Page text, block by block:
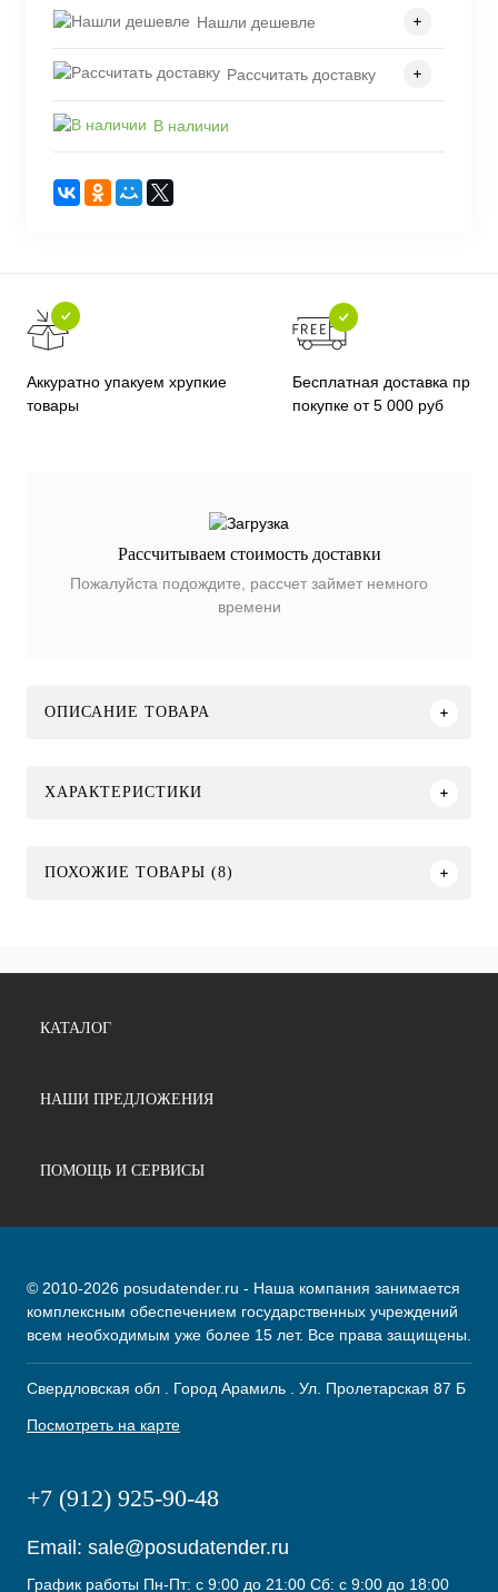
Нашли дешевле
Рассчитать доставку
В наличии
Аккуратно упакуем хрупкие
товары
Бесплатная доставка при
покупке от 5 000 руб
Рассчитываем стоимость доставки
Пожалуйста подождите, рассчет займет немного
времени
ОПИСАНИЕ ТОВАРА
ХАРАКТЕРИСТИКИ
ПОХОЖИЕ ТОВАРЫ (8)
КАТАЛОГ
НАШИ ПРЕДЛОЖЕНИЯ
ПОМОЩЬ И СЕРВИСЫ
© 2010-2026 posudatender.ru - Наша компания занимается
комплексным обеспечением государственных учреждений
всем необходимым уже более 15 лет. Все права защищены.
Свердловская обл . Город Арамиль . Ул. Пролетарская 87 Б
Посмотреть на карте
+7 (912) 925-90-48
Email: sale@posudatender.ru
График работы Пн-Пт: с 9:00 до 21:00 Сб: с 9:00 до 18:00